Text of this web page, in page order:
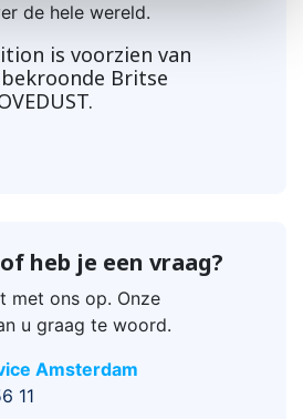
de hele wereld.
is voorzien van
Britse
heb je een vraag?
met ons op. Onze
u graag te woord.
Amsterdam
11